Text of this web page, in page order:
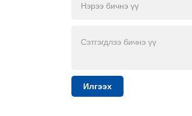
Илгээх